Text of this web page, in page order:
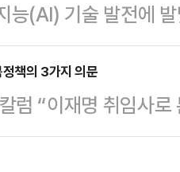
, 젊은 의원 등 여러
…
오후 정부세종청사
을 확정했다.이날 회
주노동조합총연맹
노동조합총연맹 측
능(AI) 기술 발전에
포함한 주요 고등
최신 기술에 대한
노동신문은 지난달
에서 교육구조 혁신
정책의 3가지 의문
럼 “이재명 취임사로
에서 우려가 현